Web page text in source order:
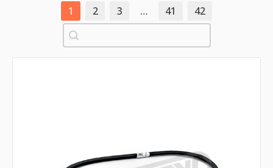
1 2 3 … 41
42
Pretraži